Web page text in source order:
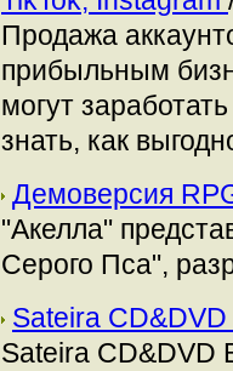
Продажа
прибыльным
могут
знать, как
Демоверсия
"Акелла"
Серого Пса",
Sateira
Sateira CD&DVD